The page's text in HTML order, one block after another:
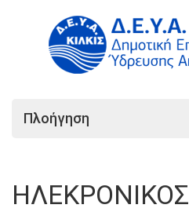
Πλοήγηση
ΗΛΕΚΡΟΝΙΚΟΣ